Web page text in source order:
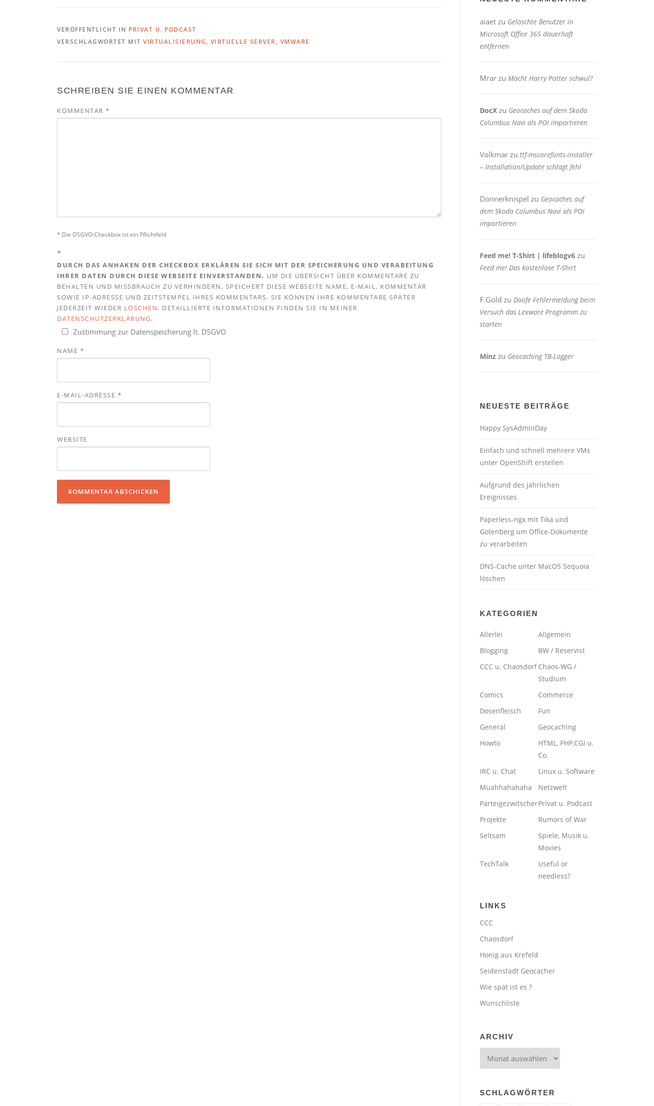
VERÖFFENTLICHT IN PRIVAT U. PODCAST
VERSCHLAGWORTET MIT VIRTUALISIERUNG , VIRTUELLE SERVER, VMWARE
SCHREIBEN SIE EINEN KOMMENTAR
KOMMENTAR *
* Die DSGVO-Checkbox ist ein Pflichtfeld
*
DURCH DAS ANHAKEN DER CHECKBOX ERKLÄREN SIE SICH MIT DER SPEICHERUNG UND VERABEITUNG
IHRER DATEN DURCH DIESE WEBSEITE EINVERSTANDEN. UM DIE ÜBERSICHT ÜBER KOMMENTARE ZU
BEHALTEN UND MISSBRAUCH ZU VERHINDERN, SPEICHERT DIESE WEBSEITE NAME, E-MAIL, KOMMENTAR
SOWIE IP-ADRESSE UND ZEITSTEMPEL IHRES KOMMENTARS. SIE KÖNNEN IHRE KOMMENTARE SPÄTER
JEDERZEIT WIEDER LÖSCHEN. DETAILLIERTE INFORMATIONEN FINDEN SIE IN MEINER
DATENSCHUTZERKLÄRUNG.
Zustimmung zur Datenspeicherung lt. DSGVO
NAME *
E-MAIL-ADRESSE *
WEBSITE
aiaet zu Gelöschte Benutzer in
Microsoft Office 365 dauerhaft
entfernen
Mrar zu Macht Harry Potter schwul?
DocX zu Geocaches auf dem Skoda
Columbus Navi als POI importieren
Volkmar zu ttf-mscorefonts-installer
– Installation/Update schlägt fehl
Donnerknispel zu Geocaches auf
dem Skoda Columbus Navi als POI
importieren
Feed me! T-Shirt | lifeblogv6 zu
Feed me! Das kostenlose T-Shirt
F.Gold zu Doofe Fehlermeldung beim
Versuch das Lexware Programm zu
starten
Minz zu Geocaching TB-Logger
NEUESTE BEITRÄGE
Happy SysAdminDay
Einfach und schnell mehrere VMs
unter OpenShift erstellen
Aufgrund des jährlichen
Ereignisses
Paperless-ngx mit Tika und
Gotenberg um Office-Dokumente
zu verarbeiten
DNS-Cache unter MacOS Sequoia
löschen
KATEGORIEN
Allerlei
Allgemein
Blogging
BW / Reservist
CCC u. Chaosdorf Chaos-WG /
Studium
Comics
Commerce
Dosenfleisch
Fun
General
Geocaching
Howto
HTML, PHP,CGI u.
Co.
IRC u. Chat
Linux u. Software
Muahhahahaha
Netzwelt
ParteigezwitscherPrivat u. Podcast
Projekte
Rumors of War
Seltsam
Spiele, Musik u.
Movies
TechTalk
Useful or
needless?
LINKS
CCC
Chaosdorf
Honig aus Krefeld
Seidenstadt Geocacher
Wie spät ist es ?
Wunschliste
ARCHIV
Archiv
SCHLAGWÖRTER